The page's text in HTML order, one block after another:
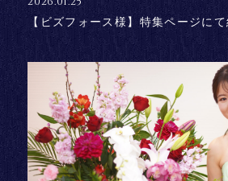
【ビズフォース様】特集ページに